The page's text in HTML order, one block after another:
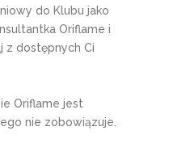
do Klubu jako
Oriflame i
z dostępnych Ci
Oriflame jest
nie zobowiązuje.